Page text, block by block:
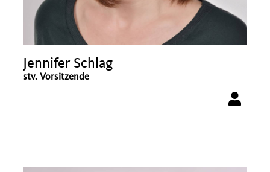
Jennifer Schlag
stv. Vorsitzende